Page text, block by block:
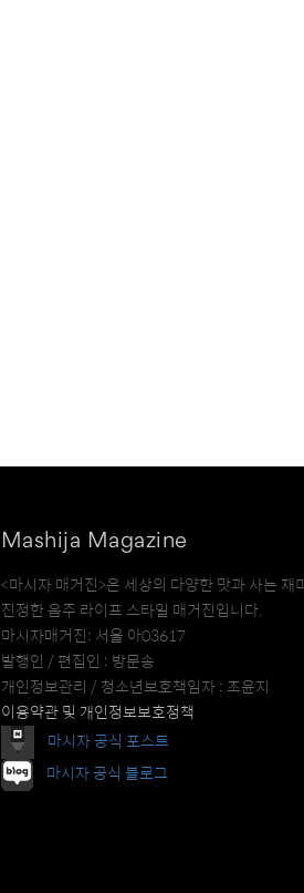
Mashija Magazine
<마시자 매거진>은 세상의 다양한 맛과 사는 재
진정한 음주 라이프 스타일 매거진입니다.
마시자매거진: 서울 아03617
발행인 / 편집인 : 방문송
개인정보관리 / 청소년보호책임자 : 조윤지
이용약관 및 개인정보보호정책
마시자 공식 포스트
마시자 공식 블로그